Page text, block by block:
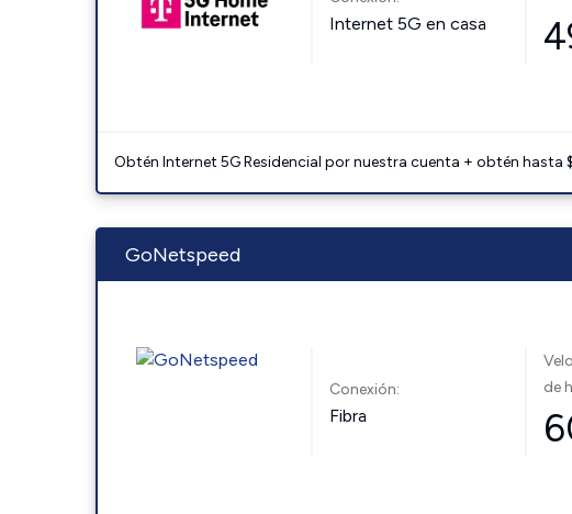
Internet 5G en casa
Obtén Internet 5G Residencial por nuestra cuenta + obtén hasta
GoNetspeed
Conexión:
Fibra
de